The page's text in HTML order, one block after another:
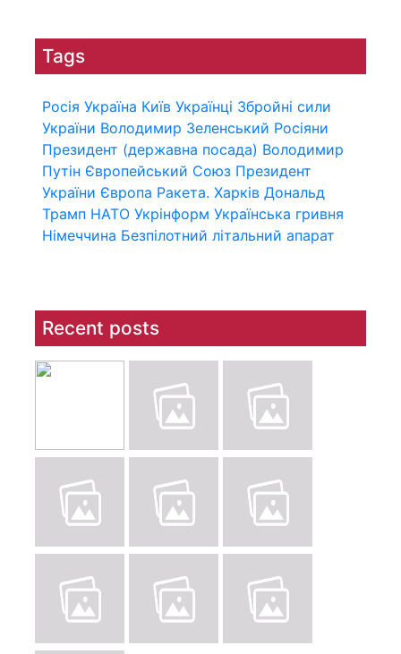
Tags
Росія Україна Київ Українці Збройні сили
України Володимир Зеленський Росіяни
Президент (державна посада) Володимир
Путін Європейський Союз Президент
України Європа Ракета. Харків Дональд
Трамп НАТО Укрінформ Українська гривня
Німеччина Безпілотний літальний апарат
Recent posts